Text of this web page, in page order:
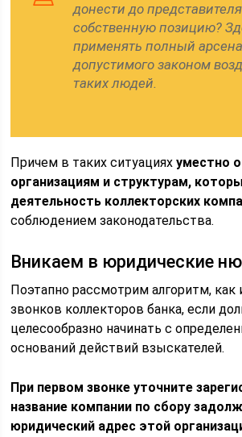
донести до
собственную позицию?
применять полный
допустимого законом
таких людей.
Причем в таких ситуацияхуместно
организациям и структурам,
деятельность коллекторских
соблюдением законодательства.
Вникаем в юридические
Поэтапно рассмотрим алгоритм, как
звонков коллекторов банка, если
целесообразно начинать с
оснований действий взыскателей.
При первом звонке уточните
название компании по сбору
юридический адрес этой